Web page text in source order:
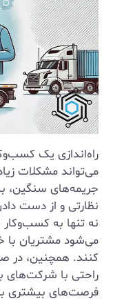
راه‌اندازی یک
می‌تواند مشکلات
جریمه‌های سنگین،
نظارتی و از دست
نه تنها به
می‌شود مشتریان با
کنند. همچنین، در
راحتی با شرکت‌های
فرصت‌های بیشتری